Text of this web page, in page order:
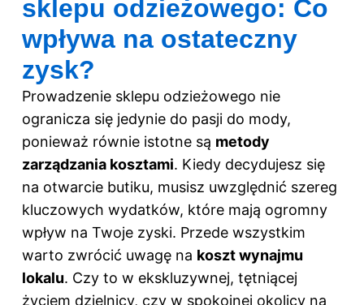
sklepu odzieżowego: Co
wpływa na ostateczny
zysk?
Prowadzenie sklepu odzieżowego nie
ogranicza się jedynie do pasji do mody,
ponieważ równie istotne są metody
zarządzania kosztami. Kiedy decydujesz się
na otwarcie butiku, musisz uwzględnić szereg
kluczowych wydatków, które mają ogromny
wpływ na Twoje zyski. Przede wszystkim
warto zwrócić uwagę na koszt wynajmu
lokalu. Czy to w ekskluzywnej, tętniącej
życiem dzielnicy, czy w spokojnej okolicy na